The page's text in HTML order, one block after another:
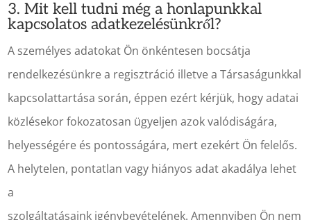
3. Mit kell tudni még a honlapunkkal
kapcsolatos adatkezelésünkről?
A személyes adatokat Ön önkéntesen bocsátja
rendelkezésünkre a regisztráció illetve a Társaságunkkal
kapcsolattartása során, éppen ezért kérjük, hogy adatai
közlésekor fokozatosan ügyeljen azok valódiságára,
helyességére és pontosságára, mert ezekért Ön felelős.
A helytelen, pontatlan vagy hiányos adat akadálya lehet
a
szolgáltatásaink igénybevételének. Amennyiben Ön nem